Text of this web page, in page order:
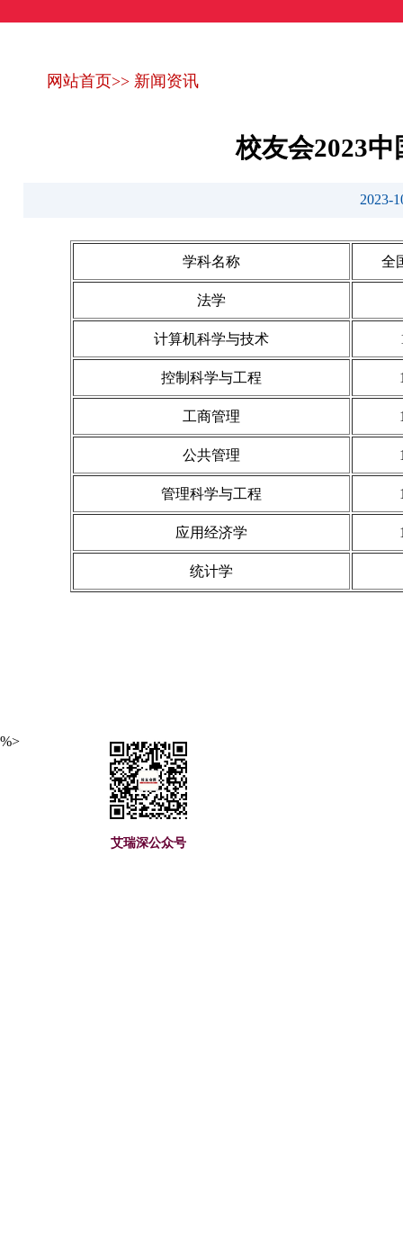
网站首页>> 新闻资讯
校友会2023
2023-
学科名称 全
法学
计算机科学与技术
控制科学与工程
工商管理
公共管理
管理科学与工程
应用经济学
统计学
艾瑞深公众号
%>